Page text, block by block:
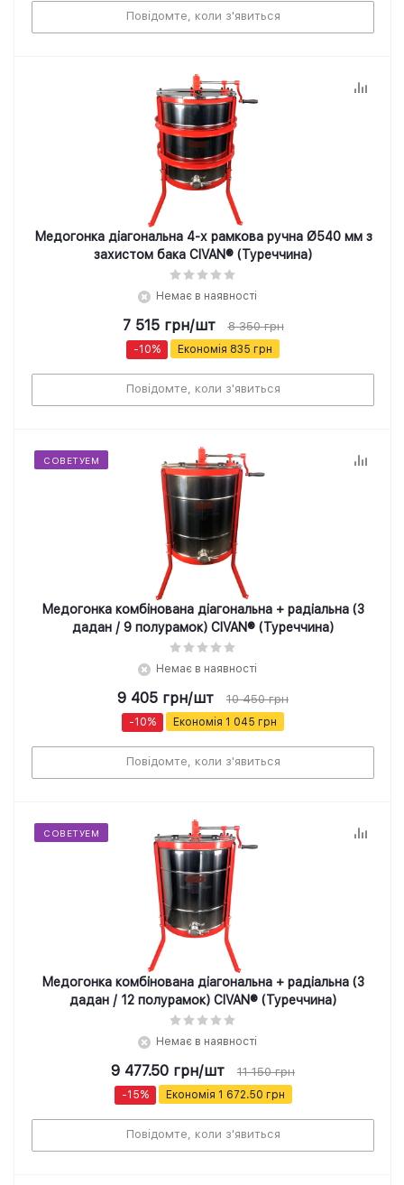
Повідомте, коли з'явиться
Медогонка діагональна 4-х рамкова ручна Ø540 мм з
захистом бака CIVAN® (Туреччина)
Немає в наявності
7 515грн/шт 8 350грн
-10% Економія 835 грн
Повідомте, коли з'явиться
СОВЕТУЕМ
Медогонка комбінована діагональна + радіальна (3
дадан / 9 полурамок) CIVAN® (Туреччина)
Немає в наявності
9 405 грн/шт 10 450грн
-10% Економія 1 045 грн
Повідомте, коли з'явиться
СОВЕТУЕМ
Медогонка комбінована діагональна + радіальна (3
дадан / 12 полурамок) CIVAN® (Туреччина)
Немає в наявності
9 477.50 грн/шт 11 150грн
-15% Економія 1 672.50 грн
Повідомте, коли з'явиться